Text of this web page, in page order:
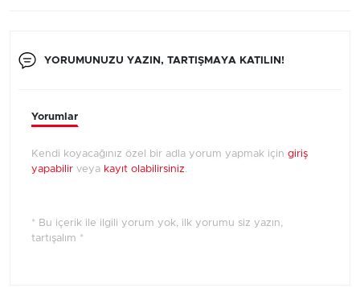
YORUMUNUZU YAZIN, TARTIŞMAYA KATILIN!
Yorumlar
Kendi koyacağınız özel bir adla yorum yapmak için giriş
yapabilir veya kayıt olabilirsiniz.
* Bu içerik ile ilgili yorum yok, ilk yorumu siz yazın,
tartışalım *